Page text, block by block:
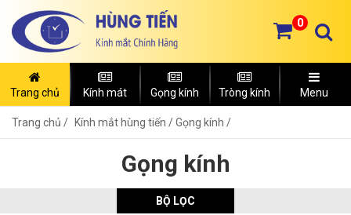
0
Trang chủ Kính mát Gọng kính Tròng kính Menu
Trang chủ Kính mắt hùng tiến /Gọng kính /
Gọng kính
BỘ LỌC